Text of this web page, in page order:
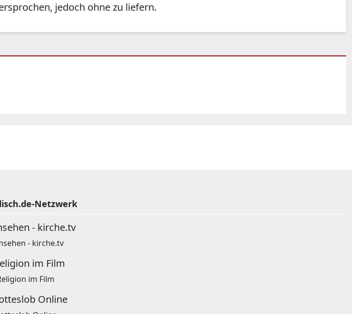
jedoch ohne zu liefern.
Netzwerk
- kirche.tv
im Film